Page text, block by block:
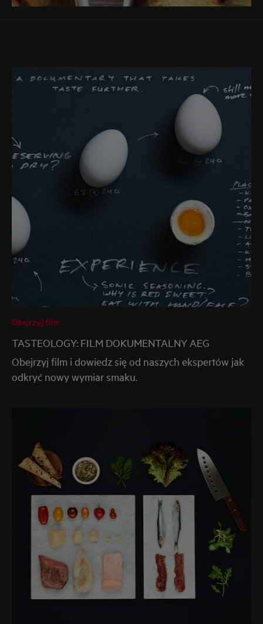
Obejrzyj film
TASTEOLOGY: FILM DOKUMENTALNY AEG
Obejrzyj film i dowiedz się od naszych ekspertów jak
odkryć nowy wymiar smaku.